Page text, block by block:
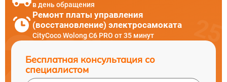
в день обращения
Ремонт платы управления
(восстановление) электросамоката
CityCoco Wolong C6 PRO от 35 минут
Бесплатная консультация со
специалистом